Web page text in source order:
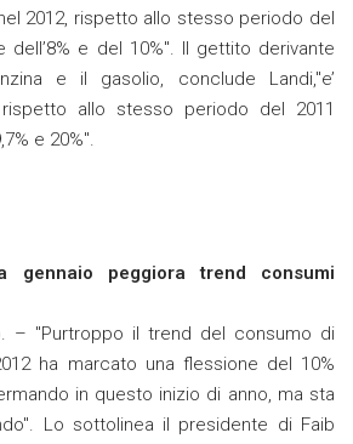
2012, rispetto allo stesso periodo del
dell’8% e del 10%". Il gettito derivante
e il gasolio, conclude Landi,"e’
allo stesso periodo del 2011
e 20%".
gennaio peggiora trend consumi
– "Purtroppo il trend del consumo di
ha marcato una flessione del 10%
in questo inizio di anno, ma sta
Lo sottolinea il presidente di Faib